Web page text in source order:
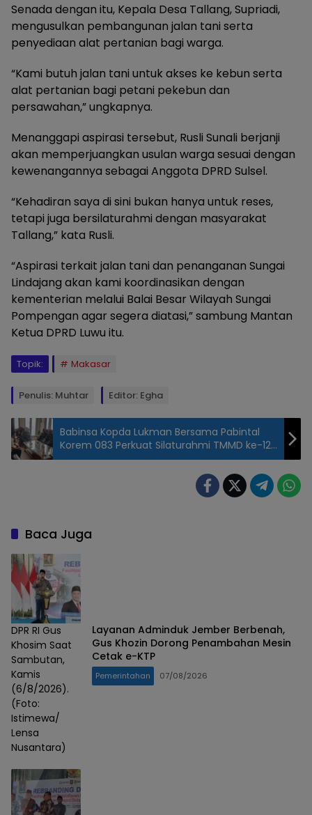
Senada dengan itu, Kepala Desa Tallang, Supriadi,
mengusulkan pembangunan jalan tani serta
penyediaan alat pertanian bagi warga.
“Kami butuh jalan tani untuk akses ke kebun serta
alat pertanian bagi petani pekebun dan
persawahan,” ungkapnya.
Menanggapi aspirasi tersebut, Rusli Sunali berjanji
akan memperjuangkan usulan warga sesuai dengan
kewenangannya sebagai Anggota DPRD Sulsel.
“Kehadiran saya di sini bukan hanya untuk reses,
tetapi juga bersilaturahmi dengan masyarakat
Tallang,” kata Rusli.
“Aspirasi terkait jalan tani dan penanganan Sungai
Lindajang akan kami koordinasikan dengan
kementerian melalui Balai Besar Wilayah Sungai
Pompengan agar segera diatasi,” sambung Mantan
Ketua DPRD Luwu itu.
Topik: Makasar
Penulis: Muhtar Editor: Egha
Babinsa Kopda Lukman Bersama Pabintal
Korem 083 Perkuat Silaturahmi TMMD ke-123
di Bondowoso
Baca Juga
DPR RI Gus
Khosim Saat
Sambutan,
Kamis
(6/8/2026).
(Foto:
Istimewa/
Lensa
Nusantara)
Layanan Adminduk Jember Berbenah,
Gus Khozin Dorong Penambahan Mesin
Cetak e-KTP
Pemerintahan 07/08/2026